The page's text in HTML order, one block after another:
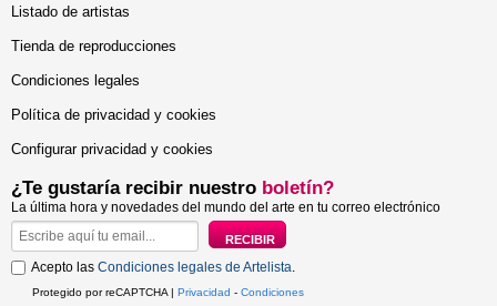
Listado de artistas
Tienda de reproducciones
Condiciones legales
Política de privacidad y cookies
Configurar privacidad y cookies
¿Te gustaría recibir nuestro boletín?
La última hora y novedades del mundo del arte en tu correo electrónico
Acepto las Condiciones legales de Artelista.
Protegido por reCAPTCHA | Privacidad - Condiciones